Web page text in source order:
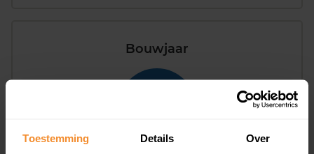
Toestemming Details Over
Bouwjaar